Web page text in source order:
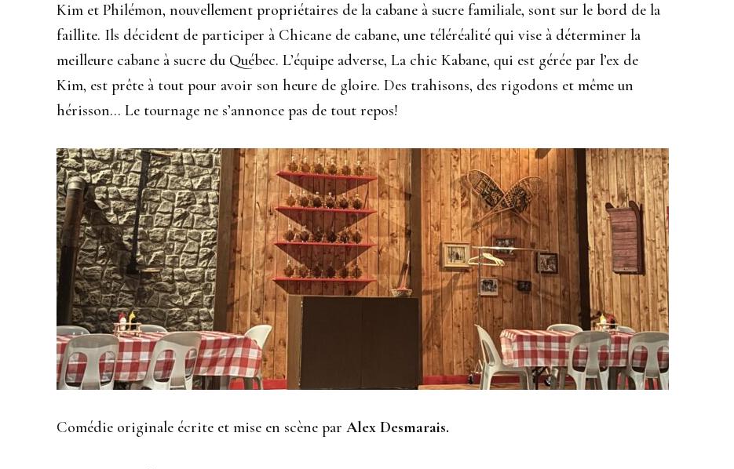
Kim et Philémon, nouvellement propriétaires de la cabane à sucre familiale, sont sur le bord de la
faillite. Ils décident de participer à Chicane de cabane, une téléréalité qui vise à déterminer la
meilleure cabane à sucre du Québec. L’équipe adverse, La chic Kabane, qui est gérée par l’ex de
Kim, est prête à tout pour avoir son heure de gloire. Des trahisons, des rigodons et même un
hérisson… Le tournage ne s’annonce pas de tout repos!
Comédie originale écrite et mise en scène par Alex Desmarais.